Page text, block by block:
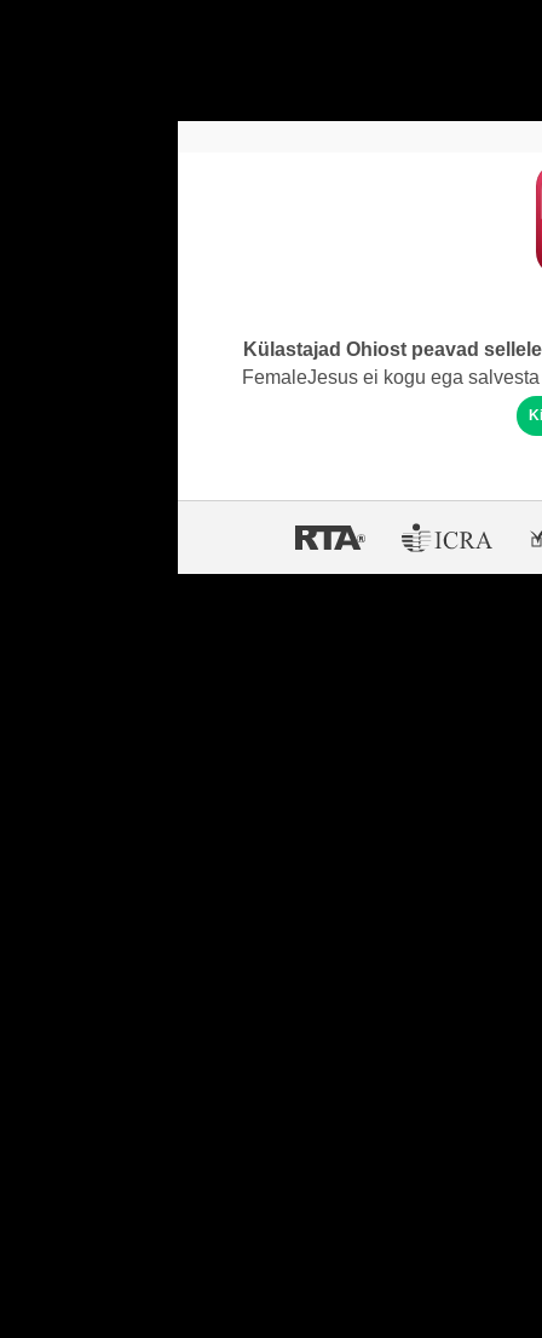
Külastajad Ohiost peavad
FemaleJesus ei kogu ega